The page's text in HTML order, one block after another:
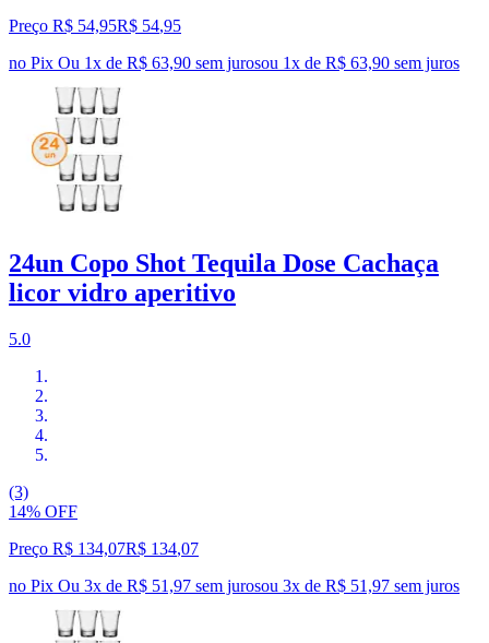
Preço R$ 54,95R$ 54,95
no Pix Ou 1x de R$ 63,90 sem jurosou 1x de R$ 63,90 sem juros
24un Copo Shot Tequila Dose Cachaça
licor vidro aperitivo
5.0
(3)
14% OFF
Preço R$ 134,07R$ 134,07
no Pix Ou 3x de R$ 51,97 sem jurosou 3x de R$ 51,97 sem juros